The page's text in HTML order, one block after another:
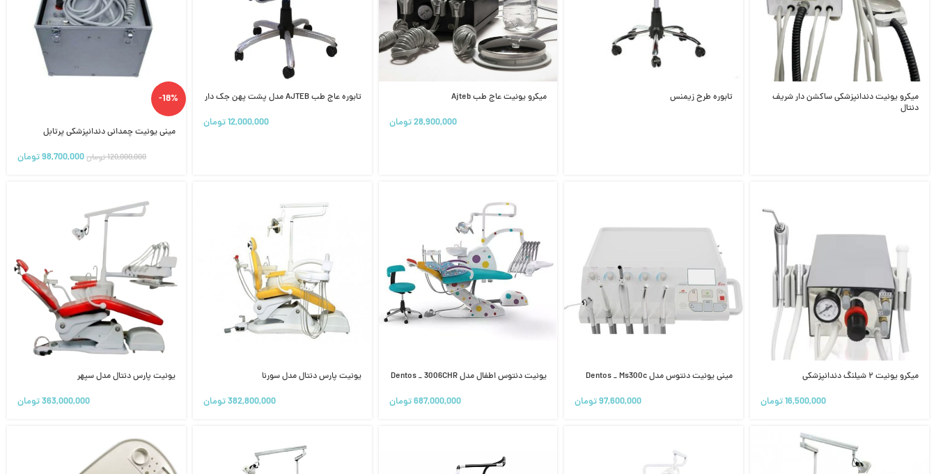
میکرو یونیت دندانپزشکی ساکشن دار شریف
دنتال
تابوره طرح زیمنس میکرو یونیت عاج طب Ajteb
28,900,000تومان
تابوره عاج طب AJTEB مدل پشت پهن جک دار
12,000,000تومان
-18%
مینی یونیت چمدانی دندانپزشکی پرتابل
120,000,000تومان98,700,000تومان
میکرو یونیت ۲ شیلنگ دندانپزشکی
16,500,000تومان
مینی یونیت دنتوس مدل Dentos _ Ms300c
97,600,000تومان
یونیت دنتوس اطفال مدل Dentos _ 3006CHR
687,000,000تومان
یونیت پارس دنتال مدل سورنا
382,800,000تومان
یونیت پارس دنتال مدل سپهر
363,000,000تومان